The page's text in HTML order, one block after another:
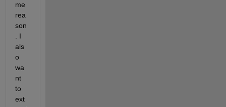
me
rea
son
. I
als
o
wa
nt
to
ext